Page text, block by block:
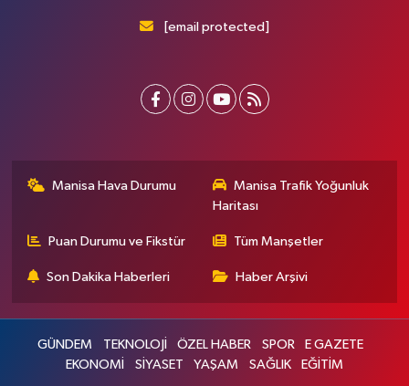
[email protected]
Manisa Hava Durumu
Manisa Trafik Yoğunluk
Haritası
Puan Durumu ve Fikstür Tüm Manşetler
Son Dakika Haberleri Haber Arşivi
GÜNDEM TEKNOLOJİ ÖZEL HABER SPOR
E GAZETE
EKONOMİ
SİYASET YAŞAM SAĞLIK EĞİTİM